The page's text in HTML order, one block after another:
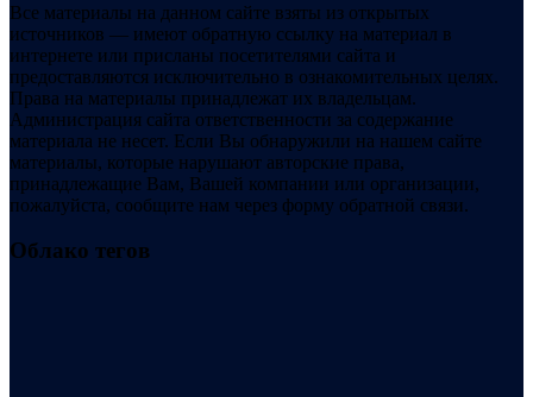
Все материалы на данном сайте взяты из открытых
источников — имеют обратную ссылку на материал в
интернете или присланы посетителями сайта и
предоставляются исключительно в ознакомительных целях.
Права на материалы принадлежат их владельцам.
Администрация сайта ответственности за содержание
материала не несет. Если Вы обнаружили на нашем сайте
материалы, которые нарушают авторские права,
принадлежащие Вам, Вашей компании или организации,
пожалуйста, сообщите нам через форму обратной связи.
Облако тегов